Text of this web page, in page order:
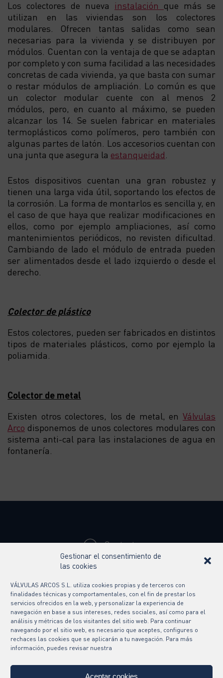
Gestionar el consentimiento de
las cookies
VÁLVULAS ARCOS S.L. utiliza cookies propias y de terceros con
finalidades técnicas y comportamentales, con el fin de prestar los
servicios ofrecidos en la web, y personalizar la experiencia de
navegación en base a sus intereses, redes sociales, así como para el
análisis y métricas de los visitantes del sitio web. Para continuar
navegando por el sitio web, es necesario que aceptes, configures o
rechaces las cookies que se aplicarán a tu navegación. Para más
información, puedes revisar nuestra
Aceptar cookies
Los colectores de nueva instalación que más se
utilizan en las viviendas son los colectores
modulares. Ofrecen tantas salidas como sean
necesarias para la vivienda y se distribuyen por
módulos. Cuentan con la ventaja de que se adaptan
por completo y con suma facilidad a las necesidades
concretas de cada vivienda, ya que basta con sumar
o restar módulos de ampliación. Lo común es que
un colector modular cuente con al menos 2
módulos, pero, en cuanto al máximo, se pueden
alcanzar los 14. Se suelen fabricar en materiales
termoplásticos como polímeros, pero también con
algunas partes de latón. Los accesorios cuentan con
una junta que asegura la estanqueidad
Estos dispositivos cuentan una gran robustez y
tienen una larga vida útil, soportando los efectos de
la corrosión. La forma de montarlos es sencilla y, en
el caso de que haya que realizar modificaciones en
ellos, como por ejemplo ampliaciones, así como
mantenimientos periódicos, no revisten dificultad.
Cambiando de lado el módulo de entrada pueden
ser alimentados desde el lado izquierdo o desde el
derecho.
Colector de plástico
Estos colectores, pueden ser fabricados en distintos
tipos de materiales plásticos, como por ejemplo la
poliamida.
Colector de metal
Existen otros colectores, los de metal, en Válvulas
Arco disponemos de unos colectores modulares con
sistema anti-cal para las instalaciones de agua en
fontanería.
Contacto
Síguenos en